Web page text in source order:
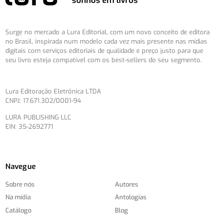
Surge no mercado a Lura Editorial, com um novo conceito de editora
no Brasil, inspirada num modelo cada vez mais presente nas mídias
digitais com serviços editoriais de qualidade e preço justo para que
seu livro esteja compatível com os best-sellers do seu segmento.
Lura Editoração Eletrônica LTDA
CNPJ: 17.671.302/0001-94
LURA PUBLISHING LLC
EIN: 35-2692771
Navegue
Sobre nós
Na mídia
Catálogo
Autores
Antologias
Blog